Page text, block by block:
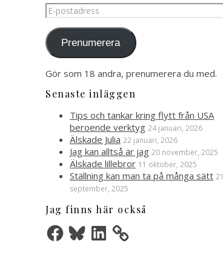
E-
postadress
Prenumerera
Gör som 18 andra, prenumerera du med.
Senaste inläggen
Tips och tankar kring flytt från USA
beroende verktyg 24 januari, 2026
Älskade Julia 22 januari, 2026
Jag kan alltså är jag 20 november, 2025
Älskade lillebror 11 oktober, 2025
Ställning kan man ta på många sätt 21
september, 2025
Jag finns här också
FacebookBlueskyLinkedIn